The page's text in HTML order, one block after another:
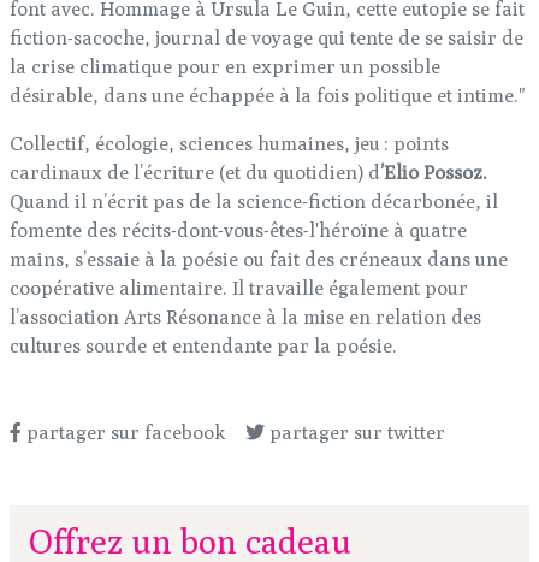
font avec. Hommage à Ursula Le Guin, cette eutopie se fait
fiction-sacoche, journal de voyage qui tente de se saisir de
la crise climatique pour en exprimer un possible
désirable, dans une échappée à la fois politique et intime."
Collectif, écologie, sciences humaines, jeu : points
cardinaux de l’écriture (et du quotidien) d’Elio Possoz.
Quand il n’écrit pas de la science-fiction décarbonée, il
fomente des récits-dont-vous-êtes-l'héroïne à quatre
mains, s’essaie à la poésie ou fait des créneaux dans une
coopérative alimentaire. Il travaille également pour
l’association Arts Résonance à la mise en relation des
cultures sourde et entendante par la poésie.
partager sur facebook partager sur twitter
Offrez un bon cadeau